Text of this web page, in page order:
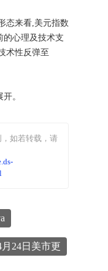
态来看,美元指数
的心理及技术支
术性反弹至
。
，如若转载，请
24日美市更